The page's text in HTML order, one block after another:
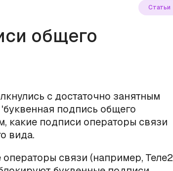
Статьи
общего
с достаточно занятным
подпись общего
какие подписи операторы связи
вида.
связи (например, Теле2